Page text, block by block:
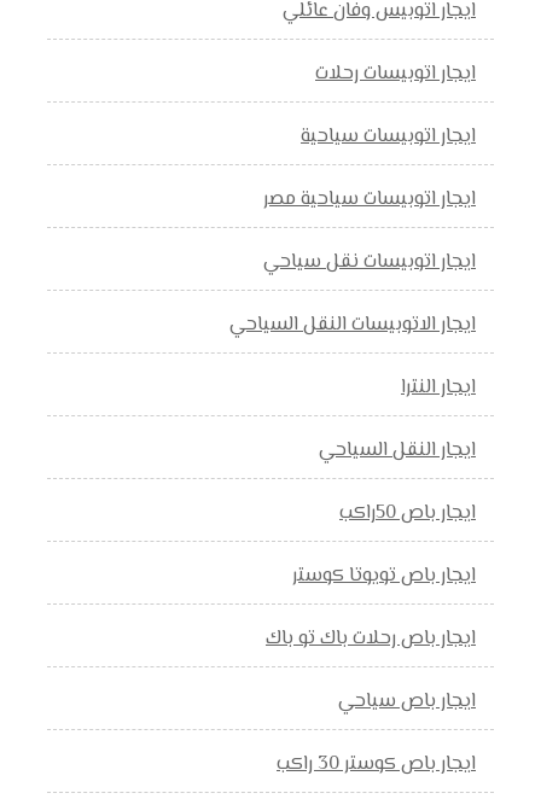
ايجار اتوبيس وفان عائلي
ايجار اتوبيسات رحلات
ايجار اتوبيسات سياحية
ايجار اتوبيسات سياحية مصر
ايجار اتوبيسات نقل سياحي
ايجار الاتوبيسات النقل السياحي
ايجار النترا
ايجار النقل السياحي
ايجار باص 50راكب
ايجار باص تويوتا كوستر
ايجار باص رحلات باك تو باك
ايجار باص سياحي
ايجار باص كوستر 30 راكب